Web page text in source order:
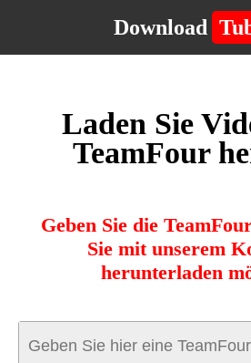
Download
Laden Sie
TeamFour
Geben Sie die
Sie mit unserem
herunterladen